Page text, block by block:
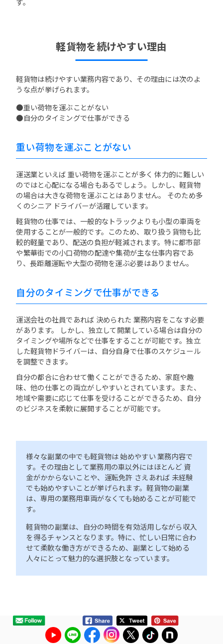
軽貨物を続けやすい理由
軽貨物は続けやすい業務内容であり、その理由には次のよ
うな点が挙げられます。
●重い荷物を運ぶことがない
●自分のタイミングで仕事ができる
重い荷物を運ぶことがない
運送業といえば 重い荷物を運ぶことが多く 体力的に難しい
のではと心配になる場合もあるでしょう。しかし、軽貨物
の場合は大きな荷物を運ぶことはありません。 そのため多
くのシニア ドライバーが活躍しています。
軽貨物の仕事では、一般的なトラックよりも小型の車両を
使用することが一般的です。このため、取り扱う貨物も比
較的軽量であり、配送の負担が軽減されます。特に都市部
や繁華街での小口荷物の配達や集荷が主な仕事内容であ
り、長距離運転や大型の荷物を運ぶ必要はありません。
自分のタイミングで仕事ができる
運送会社の社員であれば 決められた 業務内容をこなす必要
があります。 しかし、独立して開業している場合は自分の
タイミングや場所などで仕事をすることが可能です。独立
した軽貨物ドライバーは、自分自身で仕事のスケジュール
を調整できます。
自分の都合に合わせて働くことができるため、家庭や趣
味、他の仕事との両立がしやすいとされています。また、
地域や需要に応じて仕事を受けることができるため、自分
のビジネスを柔軟に展開することが可能です。
様々な副業の中でも軽貨物は 始めやすい 業務内容で
す。その理由として業務用の車以外にはほとんど 資
金がかからないことや、運転免許 さえあれば 未経験
でも始めやすいことが挙げられます。軽貨物の副業
は、専用の業務用車両がなくても始めることが可能で
す。
軽貨物の副業は、自分の時間を有効活用しながら収入
を得るチャンスとなります。特に、忙しい日常に合わ
せて柔軟な働き方ができるため、副業として始める
人々にとって魅力的な選択肢となっています。